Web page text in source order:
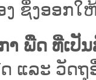
ຊຶ່ງອອກໃ
າ ພືດ ທີ່ເປັ
ລະ ວັດຖຸອື່